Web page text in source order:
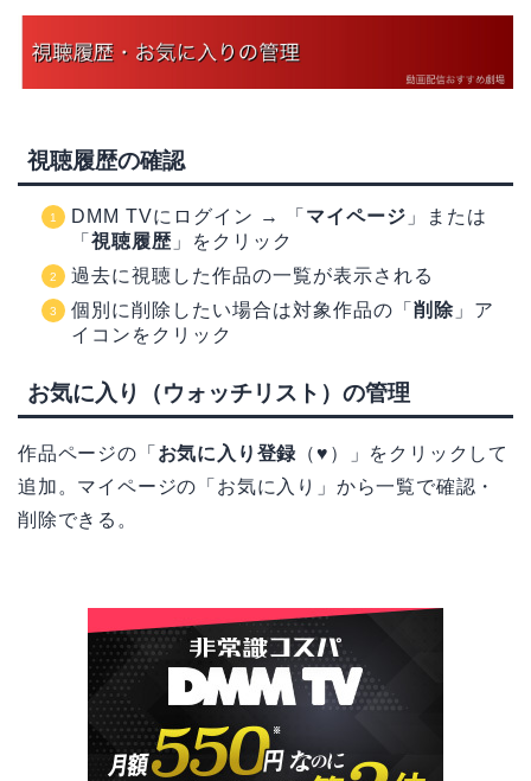
視聴履歴の確認
DMM TVにログイン → 「 マイページ 」または
「 視聴履歴 」をクリック
過去に視聴した作品の一覧が表示される
個別に削除したい場合は対象作品の「 削除 」ア
イコンをクリック
お気に入り（ウォッチリスト）の管理
作品ページの「 お気に入り登録 （♥）」をクリックして
追加。マイページの「お気に入り」から一覧で確認・
削除できる。